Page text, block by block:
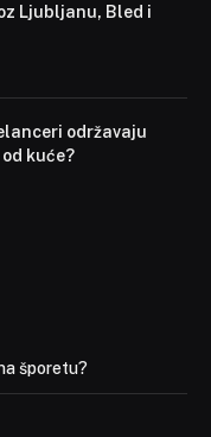
Ljubljanu, Bled i
održavaju
kuće?
šporetu?